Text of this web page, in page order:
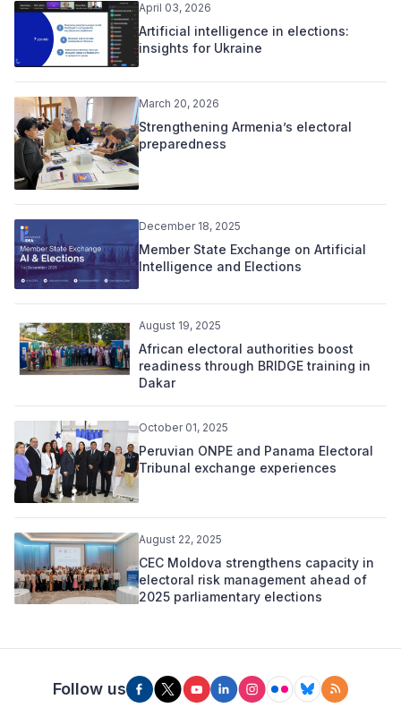
April 03, 2026
Artificial intelligence in elections:
insights for Ukraine
March 20, 2026
Strengthening Armenia’s electoral
preparedness
December 18, 2025
Member State Exchange on Artificial
Intelligence and Elections
August 19, 2025
African electoral authorities boost
readiness through BRIDGE training in
Dakar
October 01, 2025
Peruvian ONPE and Panama Electoral
Tribunal exchange experiences
August 22, 2025
CEC Moldova strengthens capacity in
electoral risk management ahead of
2025 parliamentary elections
Follow us